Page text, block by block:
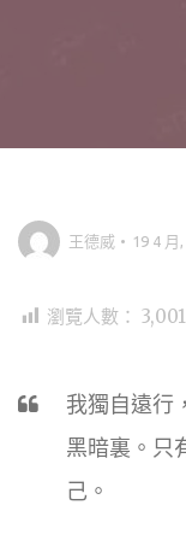
王德威 • 19 4 月
瀏覽人數： 3,001
我獨自遠行
黑暗裏。只
己。